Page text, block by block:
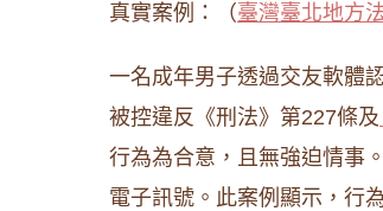
真實案例：（臺灣臺北地方
一名成年男子透過交友軟體
被控違反《刑法》第227條及
行為為合意，且無強迫情事
電子訊號。此案例顯示，行